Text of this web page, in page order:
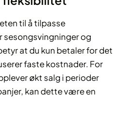
til å tilpasse
og
at du kun betaler for det
faste kostnader. For
økt salg i perioder
kan dette være en